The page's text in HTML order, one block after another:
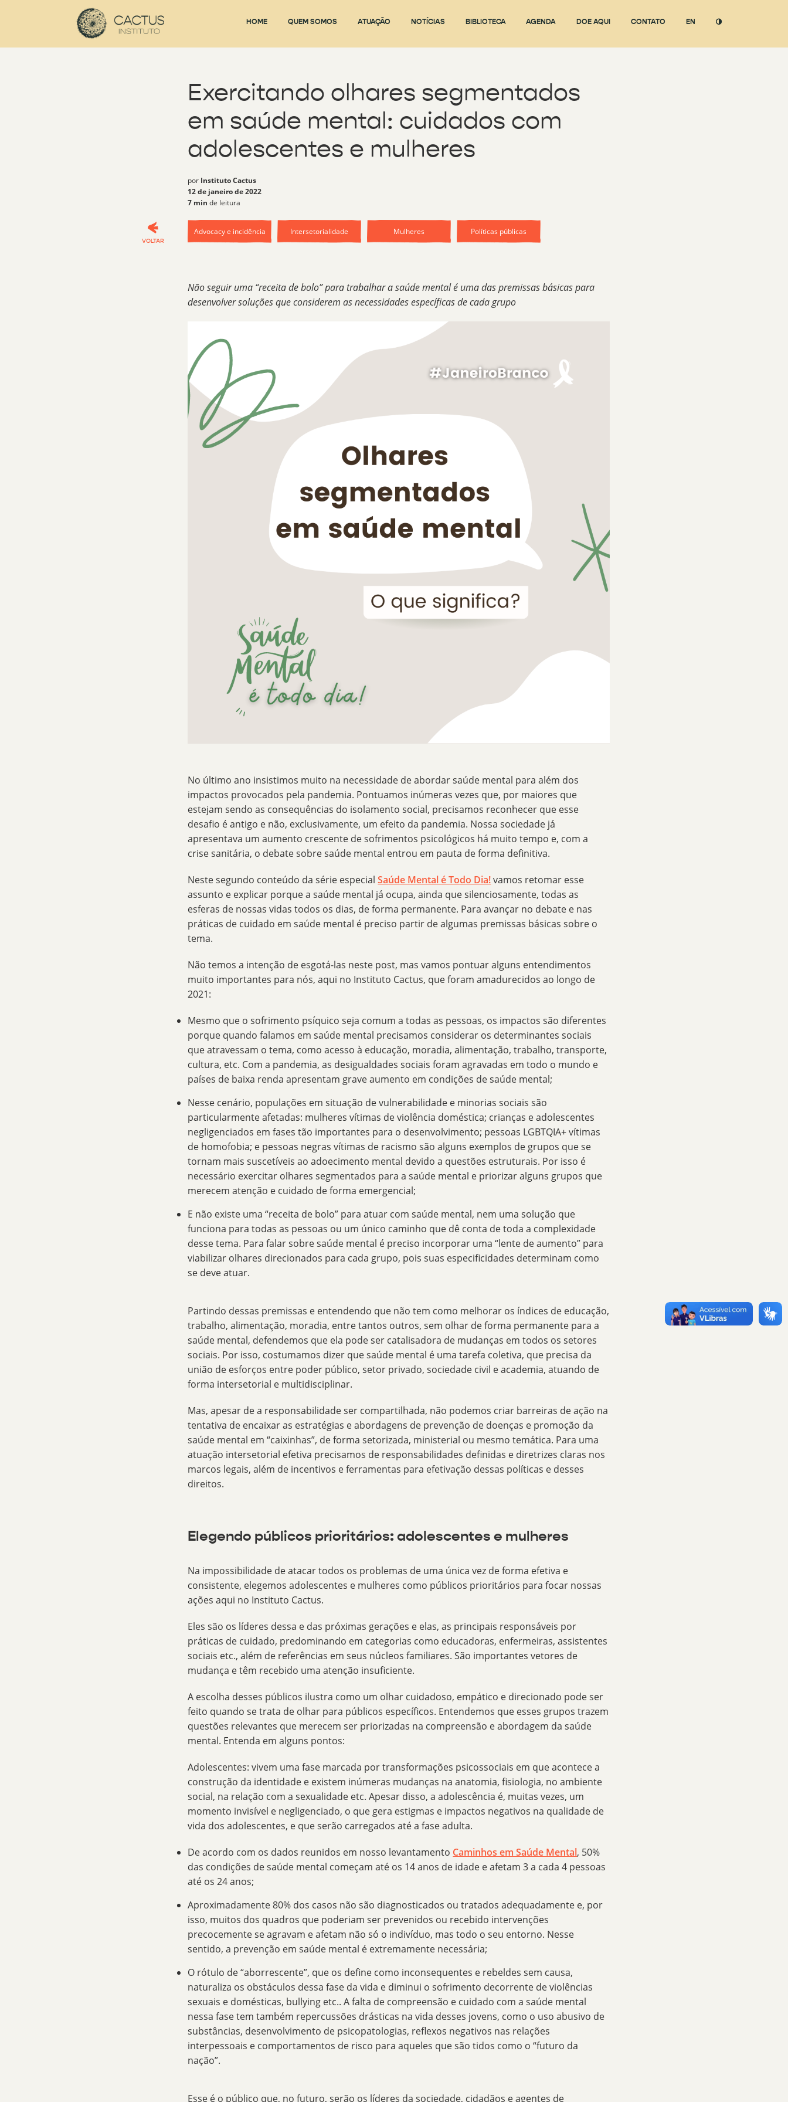
HOME QUEM SOMOS ATUAÇÃO NOTÍCIAS BIBLIOTECA AGENDA DOE AQUI CONTATO EN
Exercitando olhares segmentados
em saúde mental: cuidados com
adolescentes e mulheres
por Instituto Cactus
12 de janeiro de 2022
7 min de leitura
Advocacy e incidência Intersetorialidade Mulheres Políticas públicas
VOLTAR
Não seguir uma “receita de bolo” para trabalhar a saúde mental é uma das premissas básicas para
desenvolver soluções que considerem as necessidades específicas de cada grupo
No último ano insistimos muito na necessidade de abordarsaúde mental para além dos
impactos provocados pela pandemia. Pontuamos inúmeras vezes que, por maiores que
estejam sendo as consequências do isolamento social, precisamos reconhecer que esse
desafio é antigo e não, exclusivamente, um efeito da pandemia. Nossa sociedade já
apresentava um aumento crescente de sofrimentos psicológicos há muito tempo e, com a
crise sanitária, o debate sobre saúde mental entrou em pauta de forma definitiva.
Neste segundo conteúdo da série especialSaúde Mental é Todo Dia!vamos retomar esse
assunto e explicar porque a saúde mental já ocupa, ainda que silenciosamente, todas as
esferas de nossas vidas todos os dias, de forma permanente. Para avançar no debate e nas
práticas de cuidado em saúde mental é preciso partir de algumas premissas básicas sobre o
tema.
Não temos a intenção de esgotá-las neste post, mas vamos pontuar alguns entendimentos
muito importantes para nós, aqui no Instituto Cactus, que foram amadurecidos ao longo de
2021:
Mesmo que o sofrimento psíquico seja comum a todas as pessoas, os impactos são diferentes
porque quando falamos em saúde mental precisamos considerar os determinantes sociais
que atravessam o tema, como acesso à educação, moradia, alimentação, trabalho, transporte,
cultura, etc. Com a pandemia, as desigualdades sociais foram agravadas em todo o mundo e
países de baixa renda apresentam grave aumento em condições de saúde mental;
Nesse cenário, populações em situação de vulnerabilidade e minorias sociais são
particularmente afetadas: mulheres vítimas de violência doméstica; crianças e adolescentes
negligenciados em fases tão importantes para o desenvolvimento; pessoas LGBTQIA+ vítimas
de homofobia; e pessoas negras vítimas de racismo são alguns exemplos de grupos que se
tornam mais suscetíveis ao adoecimento mental devido a questões estruturais. Por isso é
necessário exercitar olhares segmentados para a saúde mental e priorizar alguns grupos que
merecem atenção e cuidado de forma emergencial;
E não existe uma “receita de bolo” para atuar com saúde mental, nem uma solução que
funciona para todas as pessoas ou um único caminho que dê conta de toda a complexidade
desse tema. Para falar sobre saúde mental é preciso incorporar uma “lente de aumento” para
viabilizar olhares direcionados para cada grupo, pois suas especificidades determinam como
se deve atuar.
Partindo dessas premissas e entendendo que não tem como melhorar os índices de educação,
trabalho, alimentação, moradia, entre tantos outros, sem olhar de forma permanente para a
saúde mental, defendemos que ela pode ser catalisadora de mudanças em todos os setores
sociais. Por isso, costumamos dizer que saúde mental é uma tarefa coletiva, que precisa da
união de esforços entre poder público, setor privado, sociedade civil e academia, atuando de
forma intersetorial e multidisciplinar.
Mas, apesar de a responsabilidade ser compartilhada, não podemos criar barreiras de ação na
tentativa de encaixar as estratégias e abordagens de prevenção de doenças e promoção da
saúde mental em “caixinhas”, de forma setorizada, ministerial ou mesmo temática. Para uma
atuação intersetorial efetiva precisamos de responsabilidades definidas e diretrizes claras nos
marcos legais, além de incentivos e ferramentas para efetivação dessas políticas e desses
direitos.
Elegendo públicos prioritários: adolescentes e mulheres
Na impossibilidade de atacar todos os problemas de uma única vez de forma efetiva e
consistente, elegemos adolescentes e mulheres como públicos prioritários para focar nossas
ações aqui no Instituto Cactus.
Eles são os líderes dessa e das próximas gerações e elas, as principais responsáveis por
práticas de cuidado, predominando em categorias como educadoras, enfermeiras, assistentes
sociais etc., além de referências em seus núcleos familiares. São importantes vetores de
mudança e têm recebido uma atenção insuficiente.
A escolha desses públicos ilustra como um olhar cuidadoso, empático e direcionado pode ser
feito quando se trata de olhar para públicos específicos. Entendemos que esses grupos trazem
questões relevantes que merecem ser priorizadas na compreensão e abordagem da saúde
mental. Entenda em alguns pontos:
Adolescentes: vivem uma fase marcada portransformações psicossociais em que acontece a
construção da identidade e existem inúmeras mudanças na anatomia, fisiologia, no ambiente
social, na relação com a sexualidade etc. Apesar disso, a adolescência é, muitas vezes, um
momento invisível e negligenciado, o que gera estigmas e impactos negativos na qualidade de
vida dos adolescentes, e que serão carregados até a fase adulta.
De acordo com os dados reunidos em nosso levantamento Caminhos em Saúde Mental, 50%
das condições de saúde mental começam até os 14 anos de idade e afetam 3 a cada 4 pessoas
até os 24 anos;
Aproximadamente 80% dos casos não são diagnosticados ou tratados adequadamente e, por
isso, muitos dos quadros que poderiam ser prevenidos ou recebido intervenções
precocemente se agravam e afetam não só o indivíduo, mas todo o seu entorno. Nesse
sentido, a prevenção em saúde mental é extremamente necessária;
O rótulo de “aborrescente”, que os define como inconsequentes e rebeldes sem causa,
naturaliza os obstáculos dessa fase da vida e diminui o sofrimento decorrente de violências
sexuais e domésticas, bullying etc.. A falta de compreensão e cuidado com a saúde mental
nessa fase tem também repercussões drásticas na vida desses jovens, como o uso abusivo de
substâncias, desenvolvimento de psicopatologias, reflexos negativos nas relações
interpessoais e comportamentos de risco para aqueles que são tidos como o “futuro da
nação”.
Esse é o público que, no futuro, serão os líderes da sociedade, cidadãos e agentes de